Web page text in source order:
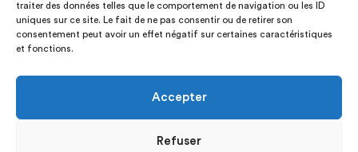
traiter des données telles que le comportement de navigation ou les ID
uniques sur ce site. Le fait de ne pas consentir ou de retirer son
consentement peut avoir un effet négatif sur certaines caractéristiques
et fonctions.
Accepter
Refuser
Mat en 2 coups (53)